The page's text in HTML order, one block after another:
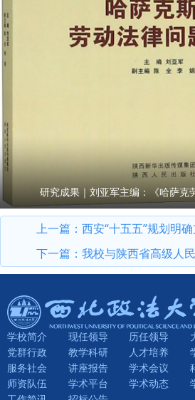
研究成果｜刘亚军主编：《哈萨克
上一篇： 西安“十五五”规划明确支持！加快建设“中
下一篇： 我校与陕西省高级人民法院合作共
学校简介 现任领导 历任领导
党群行政
教学科研 人才培养
服务社会
讲座报告 学术会议
师资队伍
学术平台 学术动态